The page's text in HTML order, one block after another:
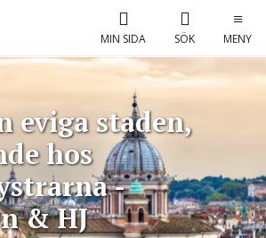
MIN SIDA SÖK MENY
eviga staden,
hos
-
& HJ